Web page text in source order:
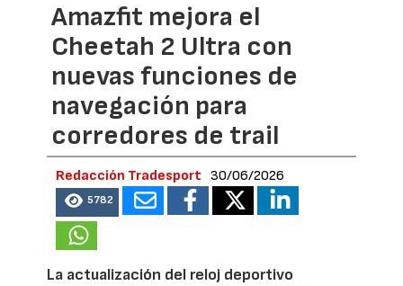
Amazfit mejora el
Cheetah 2 Ultra con
nuevas funciones de
navegación para
corredores de trail
Redacción Tradesport 30/06/2026
5782
La actualización del reloj deportivo